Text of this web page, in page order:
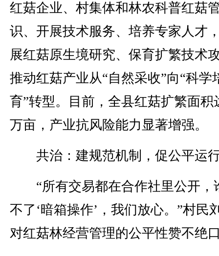
红菇企业、村集体和林农科普红菇
识、开展技术服务、培养专家人才
展红菇原生境研究、保育扩繁技术
推动红菇产业从“自然采收”向“科学
育”转型。目前，全县红菇扩繁面积
万亩，产业抗风险能力显著增强。
共治：建规范机制，促公平运
“所有交易都在合作社里公开，
不了‘暗箱操作’，我们放心。”村民
对红菇林经营管理的公平性赞不绝